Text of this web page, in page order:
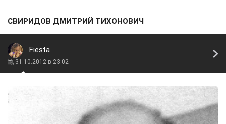
СВИРИДОВ ДМИТРИЙ ТИХОНОВИЧ
Fiesta
31.10.2012 в 23:02